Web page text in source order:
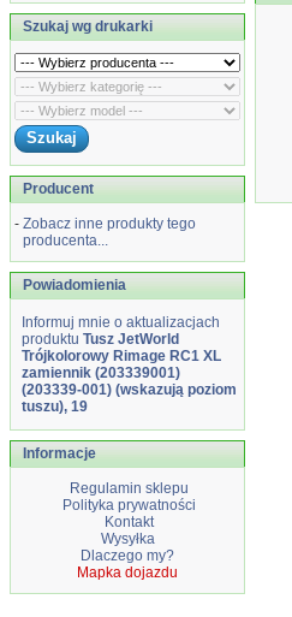
Szukaj wg drukarki
Producent
- Zobacz inne produkty tego
producenta...
Powiadomienia
Informuj mnie o aktualizacjach
produktu Tusz JetWorld
Trójkolorowy Rimage RC1 XL
zamiennik (203339001)
(203339-001) (wskazują poziom
tuszu), 19
Informacje
Regulamin sklepu
Polityka prywatności
Kontakt
Wysyłka
Dlaczego my?
Mapka dojazdu